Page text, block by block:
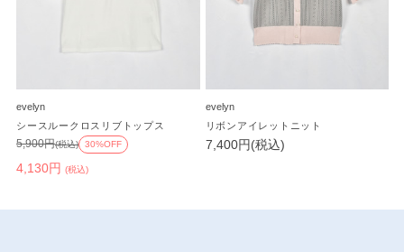
evelyn
シースルークロスリブトップス
4,130円 (税込)
5,900円(税込) 30%OFF
evelyn
リボンアイレットニット
7,400円(税込)